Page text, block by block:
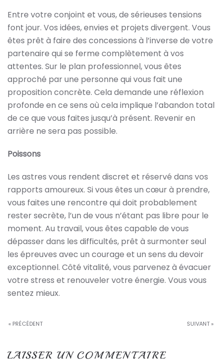
Entre votre conjoint et vous, de sérieuses tensions
font jour. Vos idées, envies et projets divergent. Vous
êtes prêt à faire des concessions à l’inverse de votre
partenaire qui se ferme complètement à vos
attentes. Sur le plan professionnel, vous êtes
approché par une personne qui vous fait une
proposition concrète. Cela demande une réflexion
profonde en ce sens où cela implique l’abandon total
de ce que vous faites jusqu’à présent. Revenir en
arrière ne sera pas possible.
Poissons
Les astres vous rendent discret et réservé dans vos
rapports amoureux. Si vous êtes un cœur à prendre,
vous faites une rencontre qui doit probablement
rester secrète, l’un de vous n’étant pas libre pour le
moment. Au travail, vous êtes capable de vous
dépasser dans les difficultés, prêt à surmonter seul
les épreuves avec un courage et un sens du devoir
exceptionnel. Côté vitalité, vous parvenez à évacuer
votre stress et renouveler votre énergie. Vous vous
sentez mieux.
« PRÉCÉDENT SUIVANT »
LAISSER UN COMMENTAIRE